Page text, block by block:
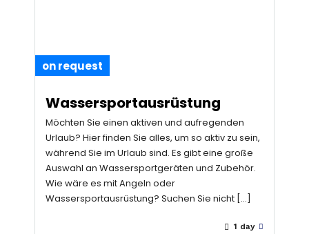
on request
Wassersportausrüstung
Möchten Sie einen aktiven und aufregenden
Urlaub? Hier finden Sie alles, um so aktiv zu sein,
während Sie im Urlaub sind. Es gibt eine große
Auswahl an Wassersportgeräten und Zubehör.
Wie wäre es mit Angeln oder
Wassersportausrüstung? Suchen Sie nicht […]
1 day